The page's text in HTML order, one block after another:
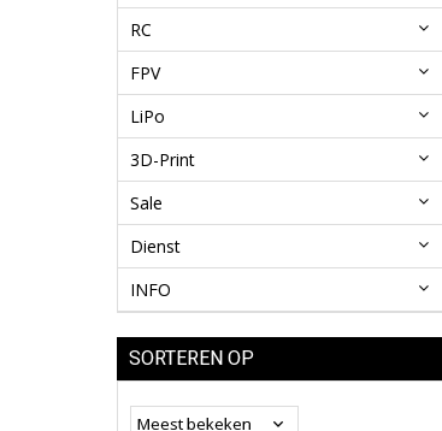
RC
FPV
LiPo
3D-Print
Sale
Dienst
INFO
SORTEREN OP